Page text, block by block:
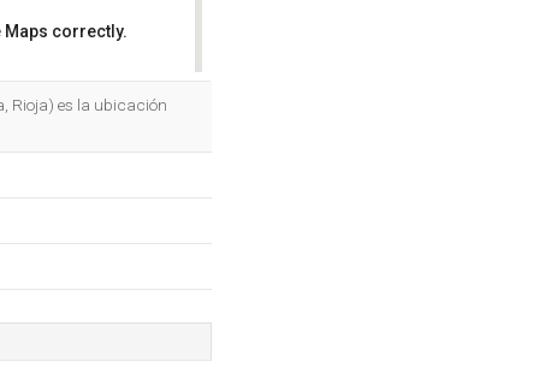
Maps correctly.
Rioja) es la ubicación